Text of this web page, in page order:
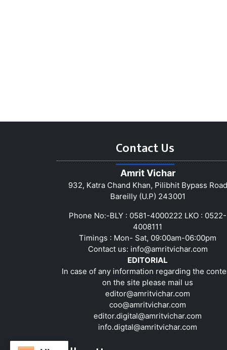
Contact Us
Amrit Vichar
932, Katra Chand Khan, Pilibhit Bypass Road
Bareilly (U.P) 243001
Phone No:-BLY : 0581-4000222 LKO : 0522-
4008111
Timings : Mon- Sat, 09:00am-06:00pm
Contact us: info@amritvichar.com
EDITORIAL
In case of any information regarding the
on the site please mail us
editor@amritvichar.com
coo@amritvichar.com
editor.digital@amritvichar.com
info.digtal@amritvichar.com